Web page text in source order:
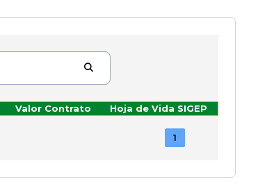
Valor Contrato Hoja de Vida SIGEP
1